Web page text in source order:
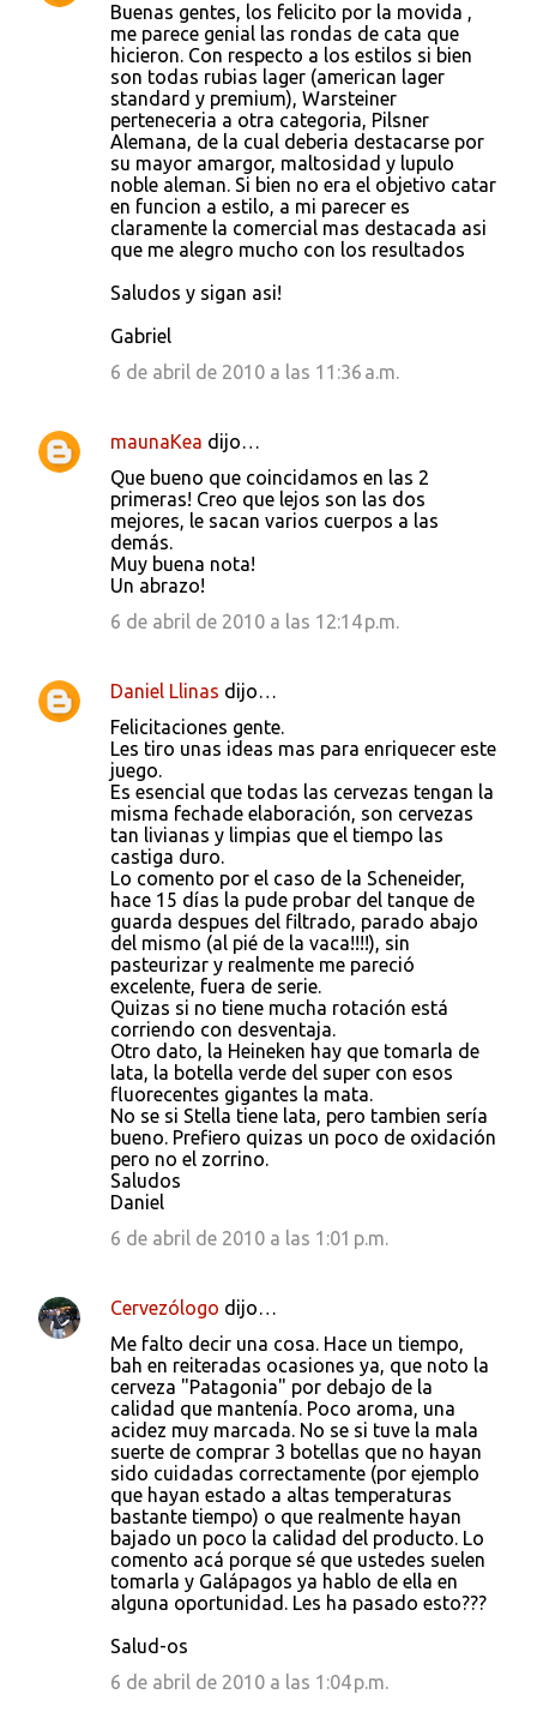
Buenas gentes, los felicito por la movida ,
me parece genial las rondas de cata que
hicieron. Con respecto a los estilos si bien
son todas rubias lager (american lager
standard y premium), Warsteiner
perteneceria a otra categoria, Pilsner
Alemana, de la cual deberia destacarse por
su mayor amargor, maltosidad y lupulo
noble aleman. Si bien no era el objetivo catar
en funcion a estilo, a mi parecer es
claramente la comercial mas destacada asi
que me alegro mucho con los resultados
Saludos y sigan asi!
Gabriel
6 de abril de 2010 a las 11:36 a.m.
maunaKea dijo…
Que bueno que coincidamos en las 2
primeras! Creo que lejos son las dos
mejores, le sacan varios cuerpos a las
demás.
Muy buena nota!
Un abrazo!
6 de abril de 2010 a las 12:14 p.m.
Daniel Llinas dijo…
Felicitaciones gente.
Les tiro unas ideas mas para enriquecer este
juego.
Es esencial que todas las cervezas tengan la
misma fechade elaboración, son cervezas
tan livianas y limpias que el tiempo las
castiga duro.
Lo comento por el caso de la Scheneider,
hace 15 días la pude probar del tanque de
guarda despues del filtrado, parado abajo
del mismo (al pié de la vaca!!!!), sin
pasteurizar y realmente me pareció
excelente, fuera de serie.
Quizas si no tiene mucha rotación está
corriendo con desventaja.
Otro dato, la Heineken hay que tomarla de
lata, la botella verde del super con esos
fluorecentes gigantes la mata.
No se si Stella tiene lata, pero tambien sería
bueno. Prefiero quizas un poco de oxidación
pero no el zorrino.
Saludos
Daniel
6 de abril de 2010 a las 1:01 p.m.
Cervezólogo dijo…
Me falto decir una cosa. Hace un tiempo,
bah en reiteradas ocasiones ya, que noto la
cerveza "Patagonia" por debajo de la
calidad que mantenía. Poco aroma, una
acidez muy marcada. No se si tuve la mala
suerte de comprar 3 botellas que no hayan
sido cuidadas correctamente (por ejemplo
que hayan estado a altas temperaturas
bastante tiempo) o que realmente hayan
bajado un poco la calidad del producto. Lo
comento acá porque sé que ustedes suelen
tomarla y Galápagos ya hablo de ella en
alguna oportunidad. Les ha pasado esto???
Salud-os
6 de abril de 2010 a las 1:04 p.m.